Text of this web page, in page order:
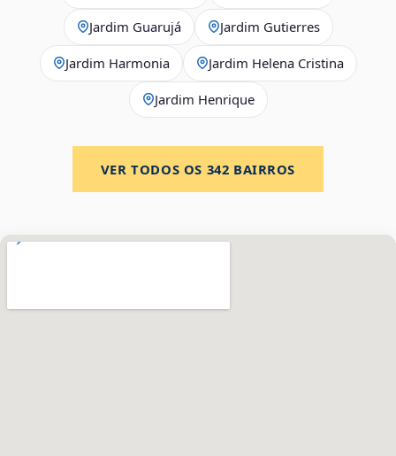
Jardim Guarujá Jardim Gutierres
Jardim Harmonia Jardim Helena Cristina
Jardim Henrique
VER TODOS OS 342 BAIRROS